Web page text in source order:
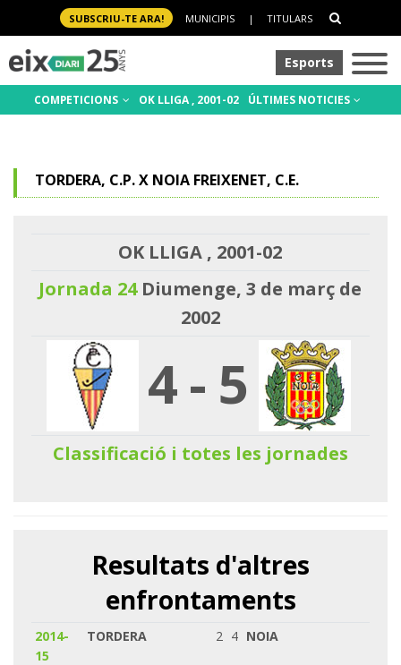
SUBSCRIU-TE ARA! MUNICIPIS | TITULARS
Esports
COMPETICIONS OK LLIGA , 2001-02 ÚLTIMES NOTICIES
TORDERA, C.P. X NOIA FREIXENET, C.E.
OK LLIGA , 2001-02
Jornada 24Diumenge, 3 de març de
2002
4- 5
Classificació i totes les jornades
Resultats d'altres
enfrontaments
2014-
15
TORDERA 2 4 NOIA